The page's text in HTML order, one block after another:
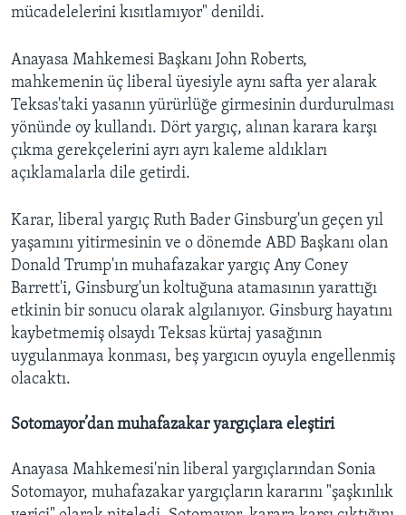
mücadelelerini kısıtlamıyor" denildi.
Anayasa Mahkemesi Başkanı John Roberts,
mahkemenin üç liberal üyesiyle aynı safta yer alarak
Teksas'taki yasanın yürürlüğe girmesinin durdurulması
yönünde oy kullandı. Dört yargıç, alınan karara karşı
çıkma gerekçelerini ayrı ayrı kaleme aldıkları
açıklamalarla dile getirdi.
Karar, liberal yargıç Ruth Bader Ginsburg'un geçen yıl
yaşamını yitirmesinin ve o dönemde ABD Başkanı olan
Donald Trump'ın muhafazakar yargıç Any Coney
Barrett'i, Ginsburg'un koltuğuna atamasının yarattığı
etkinin bir sonucu olarak algılanıyor. Ginsburg hayatını
kaybetmemiş olsaydı Teksas kürtaj yasağının
uygulanmaya konması, beş yargıcın oyuyla engellenmiş
olacaktı.
Sotomayor’dan muhafazakar yargıçlara eleştiri
Anayasa Mahkemesi'nin liberal yargıçlarından Sonia
Sotomayor, muhafazakar yargıçların kararını "şaşkınlık